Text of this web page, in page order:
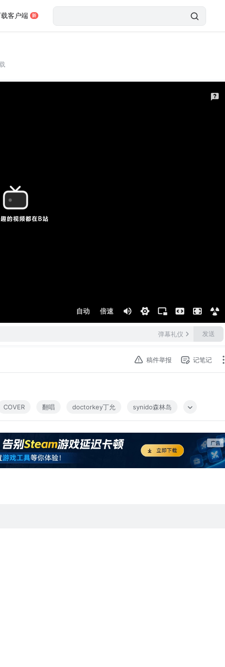
客户端
自动 倍速
弹幕礼仪 发送
稿件举报 记笔记
COVER 翻唱 doctorkey丁允 synido森林岛